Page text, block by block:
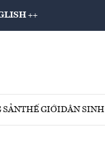
++
SẢNTHẾ GIỚIDÂN SINH